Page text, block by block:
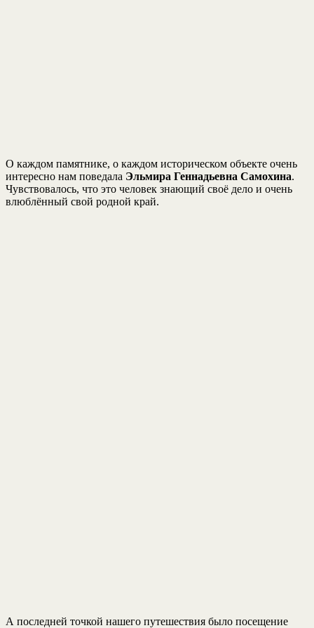
О каждом памятнике, о каждом историческом объекте очень
интересно нам поведала Эльмира Геннадьевна Самохина.
Чувствовалось, что это человек знающий своё дело и очень
влюблённый свой родной край.
А последней точкой нашего путешествия было посещение